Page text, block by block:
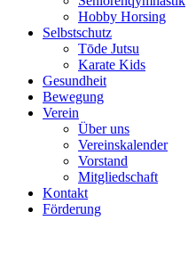
Hob­by Hor­sing
Selbst­schutz
Tōde Jutsu
Kara­te Kids
Gesund­heit
Bewe­gung
Ver­ein
Über uns
Ver­einska­len­der
Vor­stand
Mit­glied­schaft
Kon­takt
För­de­rung